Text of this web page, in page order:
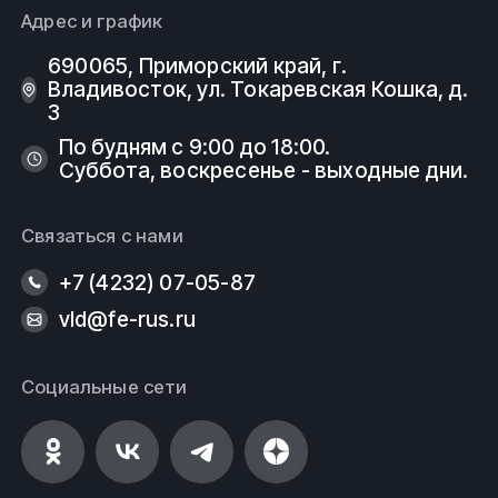
безопасности, государственным стандартам (ГОСТ)
и техническим условиям (ТУ).
ОООФеРус, г.Владивосток.
Адрес и график
690065, Приморский край, г.
Владивосток, ул. Токаревская Кошка, д.
3
По будням с 9:00 до 18:00.
Суббота, воскресенье - выходные дни.
Связаться с нами
+7 (4232) 07-05-87
vld@fe-rus.ru
Социальные сети